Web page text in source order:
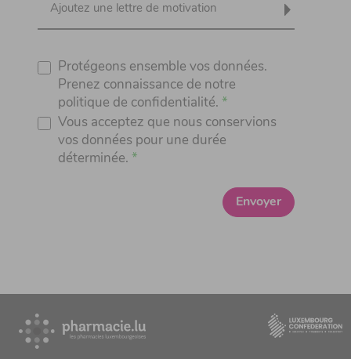
Ajoutez une lettre de motivation
Protégeons ensemble vos données.
Prenez connaissance de notre
politique de confidentialité.
Vous acceptez que nous conservions
vos données pour une durée
déterminée.
Envoyer